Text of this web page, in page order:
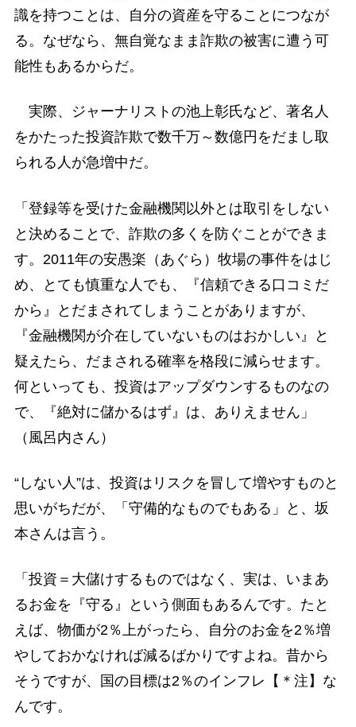
識を持つことは、自分の資産を守ることにつなが
る。なぜなら、無自覚なまま詐欺の被害に遭う可
能性もあるからだ。
実際、ジャーナリストの池上彰氏など、著名人
をかたった投資詐欺で数千万～数億円をだまし取
られる人が急増中だ。
「登録等を受けた金融機関以外とは取引をしない
と決めることで、詐欺の多くを防ぐことができま
す。2011年の安愚楽（あぐら）牧場の事件をはじ
め、とても慎重な人でも、『信頼できる口コミだ
から』とだまされてしまうことがありますが、
『金融機関が介在していないものはおかしい』と
疑えたら、だまされる確率を格段に減らせます。
何といっても、投資はアップダウンするものなの
で、『絶対に儲かるはず』は、ありえません」
（風呂内さん）
“しない人”は、投資はリスクを冒して増やすものと
思いがちだが、「守備的なものでもある」と、坂
本さんは言う。
「投資＝大儲けするものではなく、実は、いまあ
るお金を『守る』という側面もあるんです。たと
えば、物価が2％上がったら、自分のお金を2％増
やしておかなければ減るばかりですよね。昔から
そうですが、国の目標は2％のインフレ【＊注】な
んです。